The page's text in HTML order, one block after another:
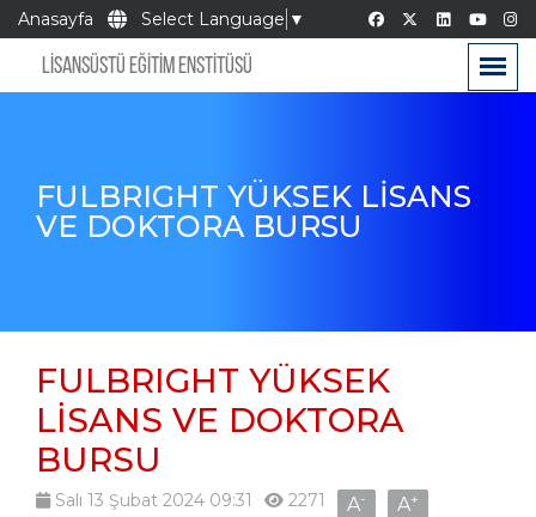
Anasayfa Select Language ▼
LİSANSÜSTÜ EĞİTİM ENSTİTÜSÜ
FULBRIGHT YÜKSEK LİSANS
VE DOKTORA BURSU
FULBRIGHT YÜKSEK
LİSANS VE DOKTORA
BURSU
Salı 13 Şubat 2024 09:31 2271 A- A+